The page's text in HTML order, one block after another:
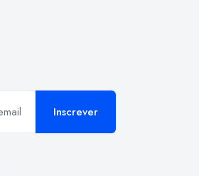
Inscrever